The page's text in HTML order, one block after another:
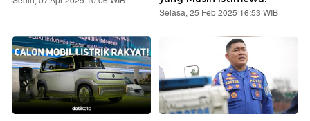
Selasa, 25 Feb 2025 16:53 WIB